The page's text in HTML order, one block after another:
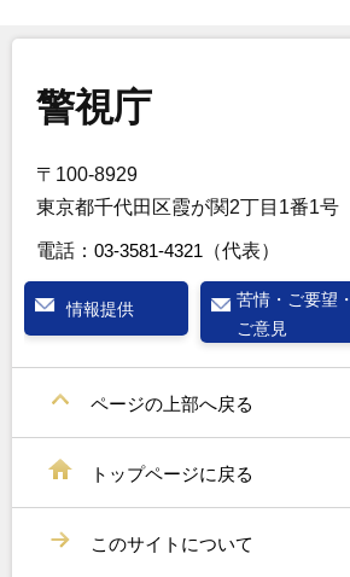
警視庁
〒100-8929
東京都千代田区霞が関2丁目1番1号
電話： 03-3581-4321 （代表）
情報提供
苦情・ご要望・
ご意見
ページの上部へ戻る
トップページに戻る
このサイトについて